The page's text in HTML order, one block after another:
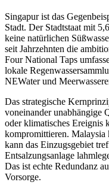
Singapur ist das
Stadt. Der Stadtstaat mit
keine natürlichen
seit Jahrzehnten die
Four National Taps
lokale
NEWater und
Das strategische
voneinander unabhängige
oder klimatisches Ereignis
kompromittieren. Malaysia
kann das Einzugsgebiet
Entsalzungsanlage
Das ist echte Redundanz
Vorsorge.